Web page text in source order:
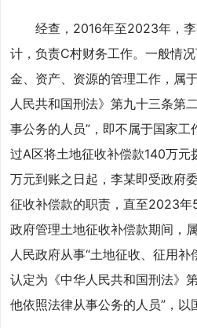
经查，2016年至2023年，李
计，负责C村财务工作。一般情
金、资产、资源的管理工作，属
人民共和国刑法》第九十三条第
事公务的人员”，即不属于国家
过A区将土地征收补偿款140万元
万元到账之日起，李某即受政府
征收补偿款的职责，直至2023年
政府管理土地征收补偿款期间，
人民政府从事“土地征收、征用
认定为《中华人民共和国刑法》
他依照法律从事公务的人员”，以